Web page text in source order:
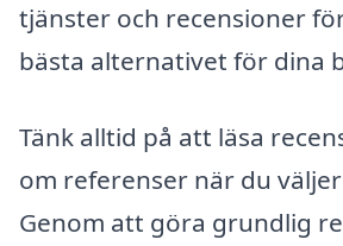
tjänster och recensioner
bästa alternativet för dina
Tänk alltid på att läsa
om referenser när du
Genom att göra grundlig